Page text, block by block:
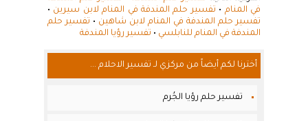
في المنام • تفسير حلم المندفة في المنام لابن سيرين •
تفسير حلم المندفة في المنام لابن شاهين • تفسير حلم
المندفة في المنام للنابلسي • تفسير رؤيا المندفة
أخترنا لكم أيضاً من مركزي لـ تفسير الاحلام ...
تفسير حلم رؤيا الجُرم